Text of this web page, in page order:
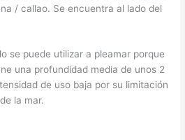
/ callao. Se encuentra al lado del
se puede utilizar a pleamar porque
una profundidad media de unos 2
de uso baja por su limitación
la mar.